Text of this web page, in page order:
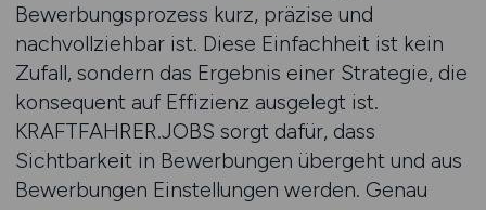
Bewerbungsprozess kurz, präzise und
nachvollziehbar ist. Diese Einfachheit ist kein
Zufall, sondern das Ergebnis einer Strategie, die
konsequent auf Effizienz ausgelegt ist.
KRAFTFAHRER.JOBS sorgt dafür, dass
Sichtbarkeit in Bewerbungen übergeht und aus
Bewerbungen Einstellungen werden. Genau